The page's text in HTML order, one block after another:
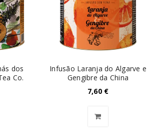
dos
Co.
Infusão Laranja do Algarve e
Gengibre da China
7,60 €